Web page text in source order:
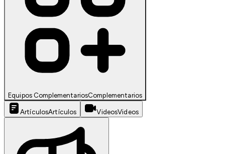
Equipos ComplementariosComplementarios
ArtículosArtículos VideosVideos